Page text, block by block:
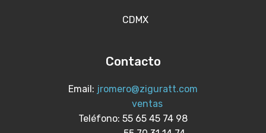
CDMX
Contacto
Email: jromero@ziguratt.com
ventas
Teléfono: 55 65 45 74 98